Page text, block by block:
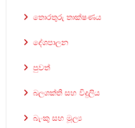
තොරතුරු තාක්ෂණය
දේශපාලන
පුවත්
බලශක්ති සහ විදුලිය
බැංකු සහ මූල්‍ය